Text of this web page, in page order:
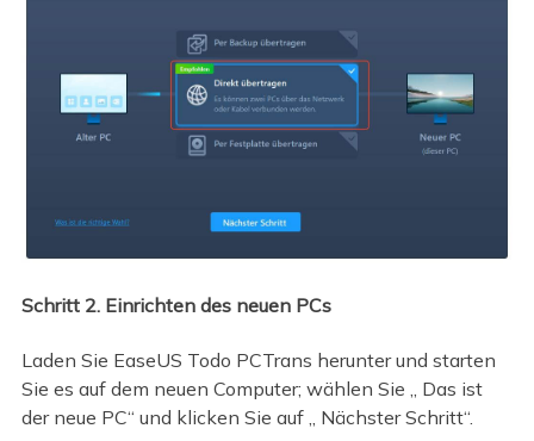
Schritt 2. Einrichten des neuen PCs
Laden Sie EaseUS Todo PCTrans herunter und starten
Sie es auf dem neuen Computer; wählen Sie „ Das ist
der neue PC“ und klicken Sie auf „ Nächster Schritt“.